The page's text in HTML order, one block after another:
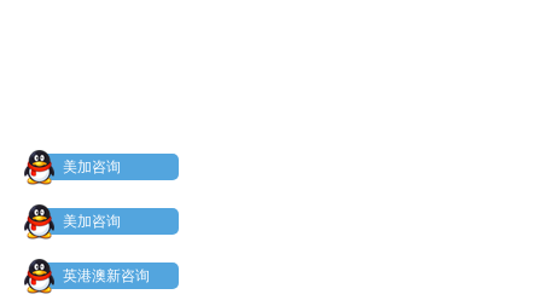
美加咨询
美加咨询
英港澳新咨询